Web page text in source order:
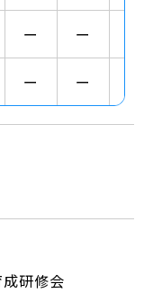
ー ー
ー ー
研修会